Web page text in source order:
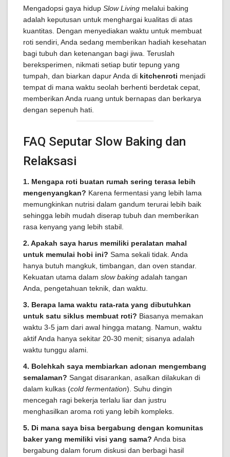
Mengadopsi gaya hidup Slow Living melalui baking
adalah keputusan untuk menghargai kualitas di atas
kuantitas. Dengan menyediakan waktu untuk membuat
roti sendiri, Anda sedang memberikan hadiah kesehatan
bagi tubuh dan ketenangan bagi jiwa. Teruslah
bereksperimen, nikmati setiap butir tepung yang
tumpah, dan biarkan dapur Anda di kitchenroti menjadi
tempat di mana waktu seolah berhenti berdetak cepat,
memberikan Anda ruang untuk bernapas dan berkarya
dengan sepenuh hati.
FAQ Seputar Slow Baking dan
Relaksasi
1. Mengapa roti buatan rumah sering terasa lebih
mengenyangkan? Karena fermentasi yang lebih lama
memungkinkan nutrisi dalam gandum terurai lebih baik
sehingga lebih mudah diserap tubuh dan memberikan
rasa kenyang yang lebih stabil.
2. Apakah saya harus memiliki peralatan mahal
untuk memulai hobi ini? Sama sekali tidak. Anda
hanya butuh mangkuk, timbangan, dan oven standar.
Kekuatan utama dalam slow baking adalah tangan
Anda, pengetahuan teknik, dan waktu.
3. Berapa lama waktu rata-rata yang dibutuhkan
untuk satu siklus membuat roti? Biasanya memakan
waktu 3-5 jam dari awal hingga matang. Namun, waktu
aktif Anda hanya sekitar 20-30 menit; sisanya adalah
waktu tunggu alami.
4. Bolehkah saya membiarkan adonan mengembang
semalaman? Sangat disarankan, asalkan dilakukan di
dalam kulkas (cold fermentation). Suhu dingin
mencegah ragi bekerja terlalu liar dan justru
menghasilkan aroma roti yang lebih kompleks.
5. Di mana saya bisa bergabung dengan komunitas
baker yang memiliki visi yang sama? Anda bisa
bergabung dalam forum diskusi dan berbagi hasil